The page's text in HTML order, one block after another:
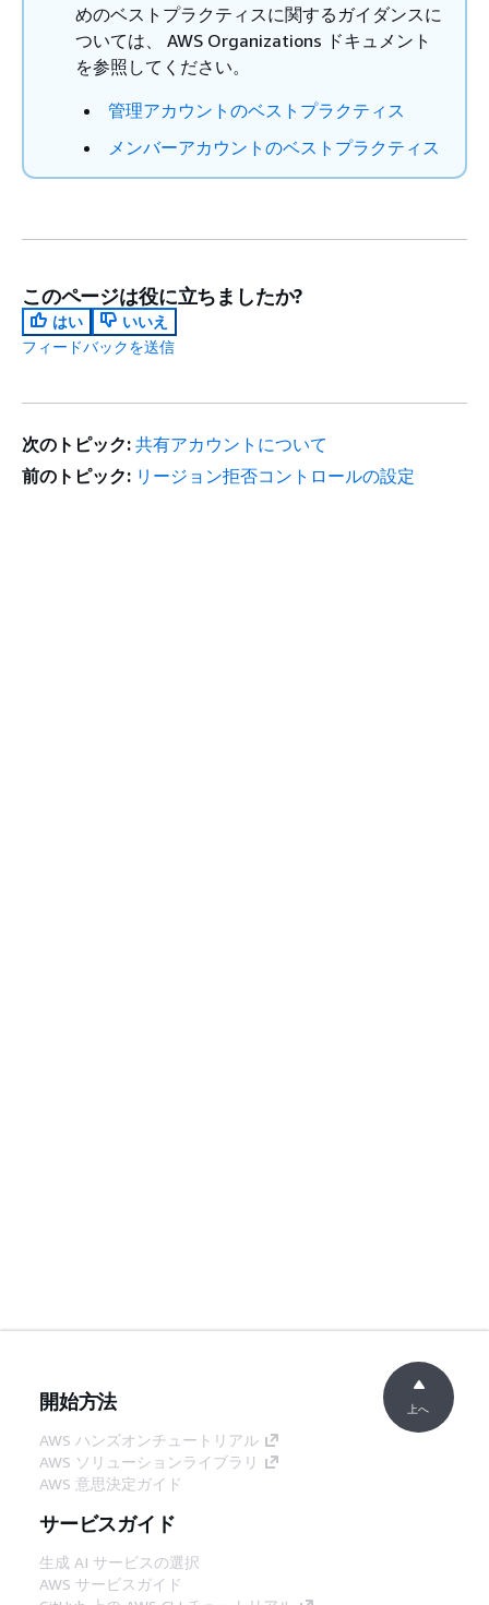
めのベストプラクティスに関するガイダンスに
ついては、 AWS Organizations ドキュメント
を参照してください。
管理アカウントのベストプラクティス
メンバーアカウントのベストプラクティス
このページは役に立ちましたか?
はい
いいえ
フィードバックを送信
次のトピック: 共有アカウントについて
前のトピック: リージョン拒否コントロールの設定
開始方法
AWS ハンズオンチュートリアル
AWS ソリューションライブラリ
AWS 意思決定ガイド
サービスガイド
生成 AI サービスの選択
AWS サービスガイド
上へ